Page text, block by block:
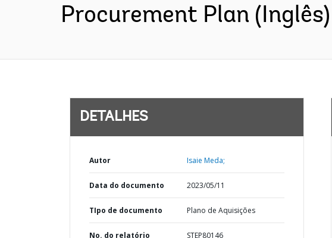
Procurement Plan (Inglês)
DETALHES
Autor Isaie Meda;
Data do documento 2023/05/11
TIpo de documento Plano de Aquisições
No. do relatório STEP80146